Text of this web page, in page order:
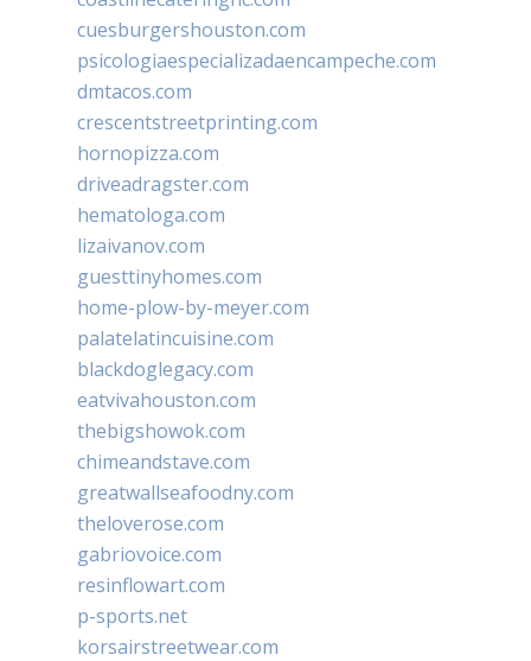
cuesburgershouston.com
psicologiaespecializadaencampeche.com
dmtacos.com
crescentstreetprinting.com
hornopizza.com
driveadragster.com
hematologa.com
lizaivanov.com
guesttinyhomes.com
home-plow-by-meyer.com
palatelatincuisine.com
blackdoglegacy.com
eatvivahouston.com
thebigshowok.com
chimeandstave.com
greatwallseafoodny.com
theloverose.com
gabriovoice.com
resinflowart.com
p-sports.net
korsairstreetwear.com